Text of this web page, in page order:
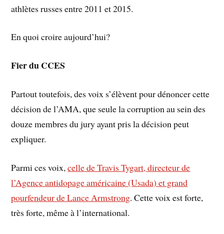
athlètes russes entre 2011 et 2015.
En quoi croire aujourd’hui?
Fier du CCES
Partout toutefois, des voix s’élèvent pour dénoncer cette
décision de l’AMA, que seule la corruption au sein des
douze membres du jury ayant pris la décision peut
expliquer.
Parmi ces voix,celle de Travis Tygart, directeur de
l’Agence antidopage américaine (Usada) et grand
pourfendeur de Lance Armstrong. Cette voix est forte,
très forte, même à l’international.